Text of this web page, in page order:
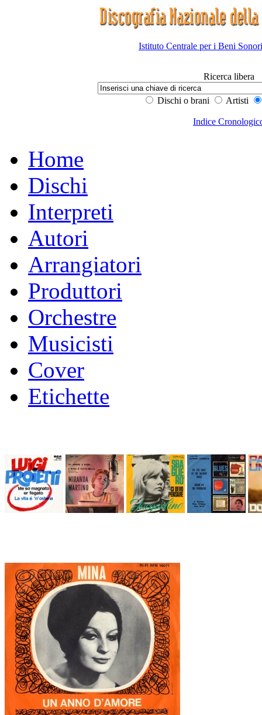
Istituto Centrale per i Beni
Ricerca libera
Dischi o brani Artisti
Indice
Home
Dischi
Interpreti
Autori
Arrangiatori
Produttori
Orchestre
Musicisti
Cover
Etichette